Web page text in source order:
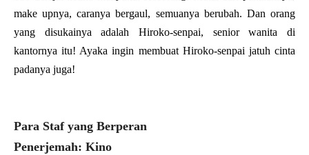
make upnya, caranya bergaul, semuanya berubah. Dan orang
yang disukainya adalah Hiroko-senpai, senior wanita di
kantornya itu! Ayaka ingin membuat Hiroko-senpai jatuh cinta
padanya juga!
Para Staf yang Berperan
Penerjemah: Kino